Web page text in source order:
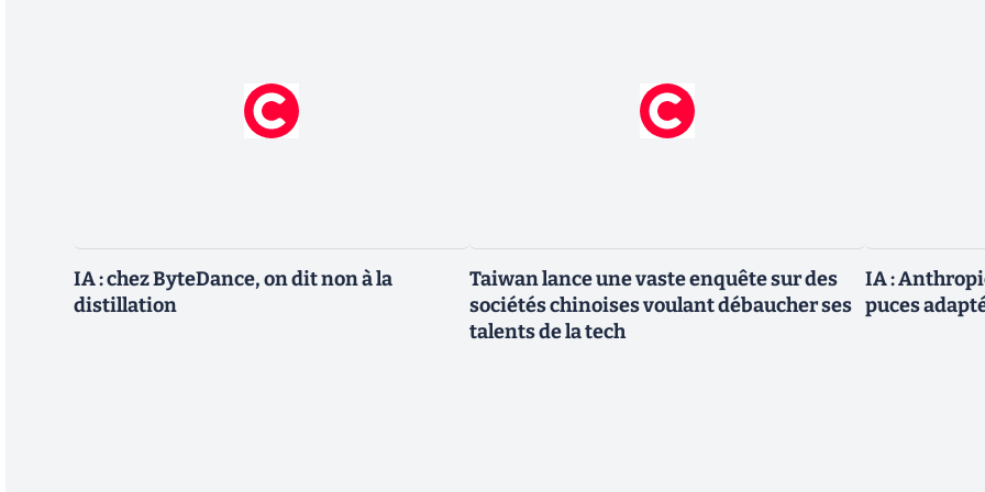
IA : chez ByteDance, on dit non à la
distillation
Taiwan lance une vaste enquête sur des
sociétés chinoises voulant débaucher ses
talents de la tech
IA :
puces